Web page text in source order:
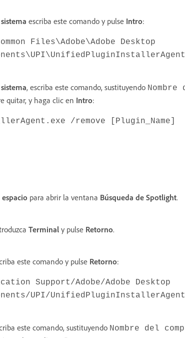
escriba este comando y pulse Intro:
Files\Adobe\Adobe Desktop
, escriba este comando, sustituyendo Nombre
quitar, y haga clic en Intro:
/remove [Plugin_Name]
para abrir la ventana Búsqueda de Spotlight.
Terminal y pulse Retorno.
este comando y pulse Retorno:
Support/Adobe/Adobe Desktop
UPI/
este comando, sustituyendo Nombre del